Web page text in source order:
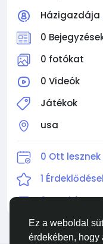
Ez a weboldal
érdekében, hogy
world. Great Call
sale in MMOexp
BO7 Bot Lobbies
24/7 online help
Házigazdája
0
0 fotókat
0 Videók
Játékok
usa
0 Ott lesznek
1
0